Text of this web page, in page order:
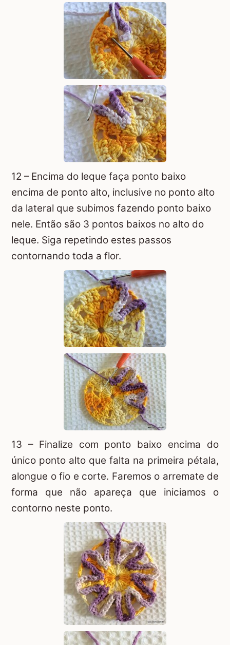
12 – Encima do leque faça ponto baixo
encima de ponto alto, inclusive no ponto alto
da lateral que subimos fazendo ponto baixo
nele. Então são 3 pontos baixos no alto do
leque. Siga repetindo estes passos
contornando toda a flor.
13 – Finalize com ponto baixo encima do
único ponto alto que falta na primeira pétala,
alongue o fio e corte. Faremos o arremate de
forma que não apareça que iniciamos o
contorno neste ponto.